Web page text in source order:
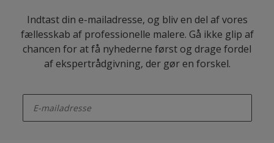
Indtast din e-mailadresse, og bliv en del af vores
fællesskab af professionelle malere. Gå ikke glip af
chancen for at få nyhederne først og drage fordel
af ekspertrådgivning, der gør en forskel.